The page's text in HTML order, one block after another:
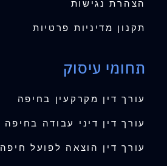
הצהרת נגישות
תקנון מדיניות פרטיות
תחומי עיסוק
עורך דין מקרקעין בחיפה
עורך דין דיני עבודה בחיפה
עורך דין הוצאה לפועל חיפה